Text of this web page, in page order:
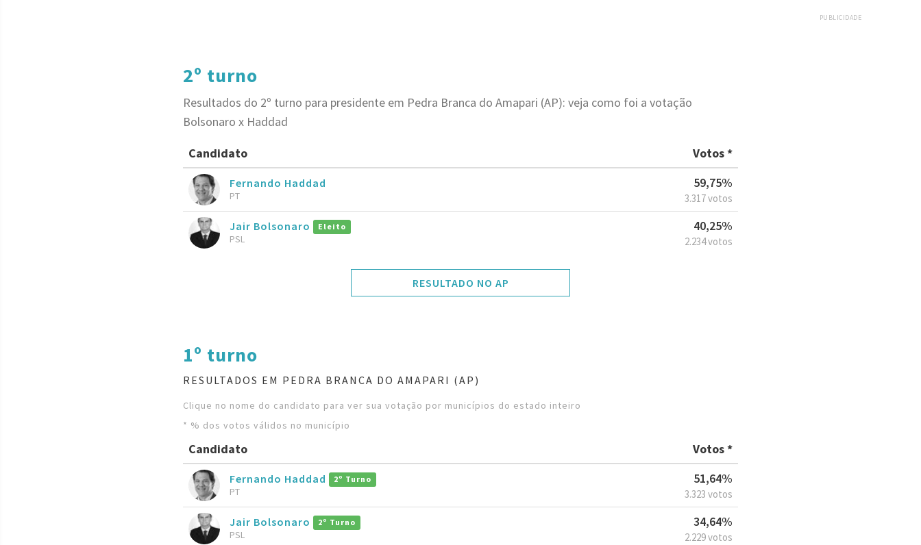
PUBLICIDADE
2º turno
Resultados do 2º turno para presidente em Pedra Branca do Amapari (AP): veja como foi a votação
Bolsonaro x Haddad
Candidato
Votos *
Fernando Haddad
PT
59,75%
3.317 votos
Jair Bolsonaro Eleito
PSL
40,25%
2.234 votos
RESULTADO NO AP
1º turno
RESULTADOS EM PEDRA BRANCA DO AMAPARI (AP)
Clique no nome do candidato para ver sua votação por municípios do estado inteiro
* % dos votos válidos no município
Candidato Votos *
Fernando Haddad 2º Turno
PT
51,64%
3.323 votos
Jair Bolsonaro 2º Turno
PSL
34,64%
2.229 votos